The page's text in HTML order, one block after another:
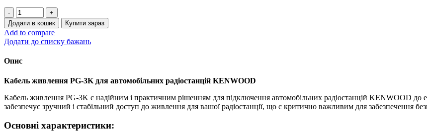
Кабель
живлення
PG-
3К
до
радіостанцій
Довжина
―
3
кількість
Додати в кошик Купити зараз
Add to compare
Додати до списку бажань
Опис
Кабель живлення PG-3K для автомобільних радіостанцій KENWOOD
Кабель живлення PG-3K є надійним і практичним рішенням для підключення автомобільних радіостанцій KENWOOD до
забезпечує зручний і стабільний доступ до живлення для вашої радіостанції, що є критично важливим для забезпечення
Основні характеристики: